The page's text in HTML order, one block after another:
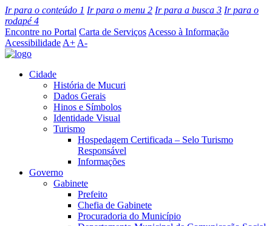
Ir para o conteúdo 1 Ir para o menu 2 Ir para a busca 3 Ir para o
rodapé4
Encontre no Portal Carta de Serviços Acesso à Informação
Acessibilidade A+ A-
Cidade
História de Mucuri
Dados Gerais
Hinos e Símbolos
Identidade Visual
Turismo
Hospedagem Certificada – Selo Turismo
Responsável
Informações
Governo
Gabinete
Prefeito
Chefia de Gabinete
Procuradoria do Município